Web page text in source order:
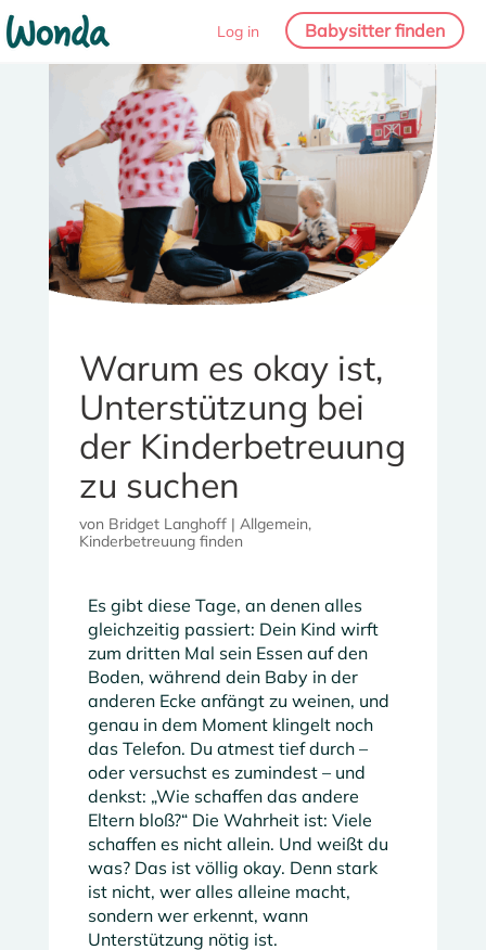
Log in Babysitter finden
Warum es okay ist,
Unterstützung bei
der Kinderbetreuung
zu suchen
von Bridget Langhoff| Allgemein,
Kinderbetreuung finden
Es gibt diese Tage, an denen alles
gleichzeitig passiert: Dein Kind wirft
zum dritten Mal sein Essen auf den
Boden, während dein Baby in der
anderen Ecke anfängt zu weinen, und
genau in dem Moment klingelt noch
das Telefon. Du atmest tief durch –
oder versuchst es zumindest – und
denkst: „Wie schaffen das andere
Eltern bloß?“ Die Wahrheit ist: Viele
schaffen es nicht allein. Und weißt du
was? Das ist völlig okay. Denn stark
ist nicht, wer alles alleine macht,
sondern wer erkennt, wann
Unterstützung nötig ist.